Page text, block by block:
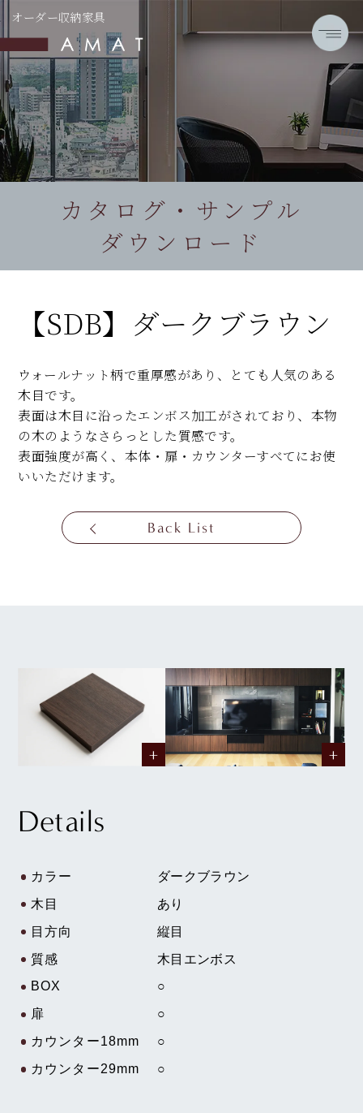
オーダー収納家具
カタログ・サンプル
ダウンロード
【SDB】ダークブラウン
ウォールナット柄で重厚感があり、とても人気のある
木目です。
表面は木目に沿ったエンボス加工がされており、本物
の木のようなさらっとした質感です。
表面強度が高く、本体・扉・カウンターすべてにお使
いいただけます。
Back List
Details
カラー
ダークブラウン
木目
あり
目方向
縦目
質感
木目エンボス
BOX
○
扉
○
カウンター18mm
○
カウンター29mm
○